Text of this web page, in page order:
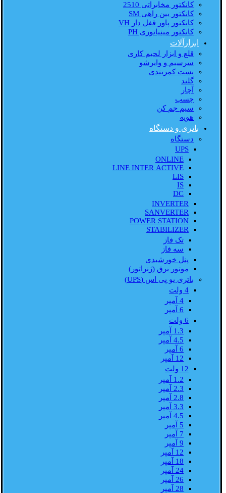
کانکتور مخابراتی 2510
کانکتور بین راهی SM
کانکتور پاور قفل دار VH
کانکتور مینیاتوری PH
ابزارآلات
قلع و ابزار لحیم کاری
سرسیم و وایرشو
بست کمربندی
گلند
آچار
چسب
سیم جم کن
هویه
باتری و دستگاه
دستگاه
UPS
ONLINE
LINE INTER ACTIVE
LIS
IS
DC
INVERTER
SANVERTER
POWER STATION
STABILIZER
تک فاز
سه فاز
پنل خورشیدی
موتور برق (ژنراتور)
باتری یو پی اس (UPS)
4 ولت
4 آمپر
6 آمپر
6 ولت
1.3 آمپر
4.5 آمپر
6 آمپر
12 آمپر
12 ولت
1.2 آمپر
2.3 آمپر
2.8 آمپر
3.3 آمپر
4.5 آمپر
5 آمپر
7 آمپر
9 آمپر
12 آمپر
18 آمپر
24 آمپر
26 آمپر
28 آمپر